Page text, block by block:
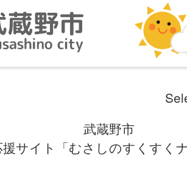
武蔵野市
援サイト「むさしのすくすく